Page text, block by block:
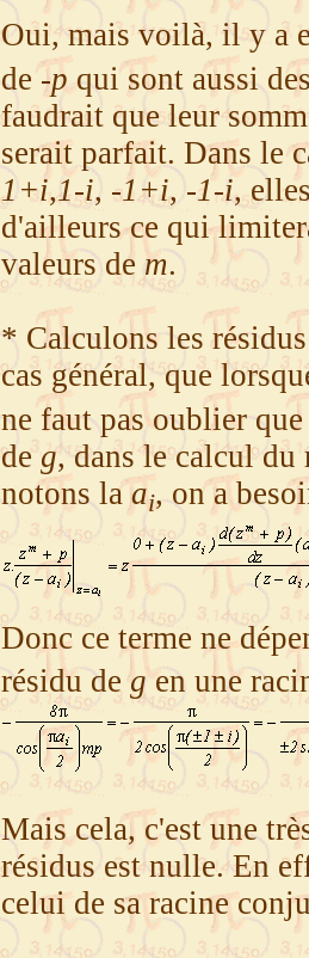
Oui, mais voilà, il y a
de -p qui sont aussi
faudrait que leur
serait parfait. Dans le
1+i,1-i, -1+i, -1-i,
d'ailleurs ce qui
valeurs de m.
* Calculons les
cas général, que
ne faut pas oublier
deg, dans le calcul
notons laai, on a
Donc ce terme ne
résidu degen une
Mais cela, c'est une
résidus est nulle. En
celui de sa racine